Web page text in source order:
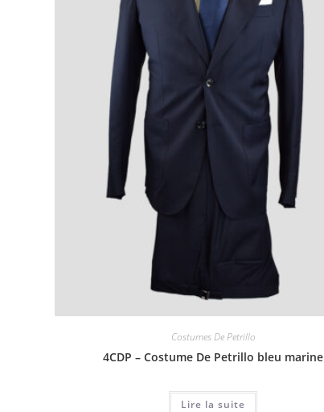
Costumes De Petrillo
4CDP – Costume De Petrillo bleu marine
Lire la suite